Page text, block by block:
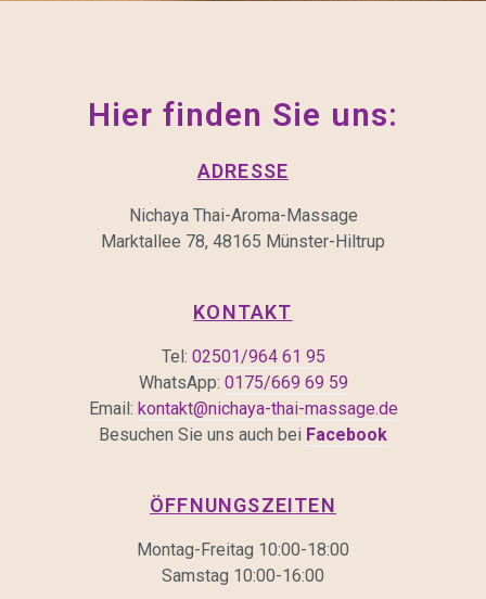
Hier finden Sie uns:
ADRESSE
Nichaya Thai-Aroma-Massage
Marktallee 78, 48165 Münster-Hiltrup
KONTAKT
Tel: 02501/964 61 95
WhatsApp: 0175/669 69 59
Email: kontakt@nichaya-thai-massage.de
Besuchen Sie uns auch bei Facebook
ÖFFNUNGSZEITEN
Montag-Freitag 10:00-18:00
Samstag 10:00-16:00